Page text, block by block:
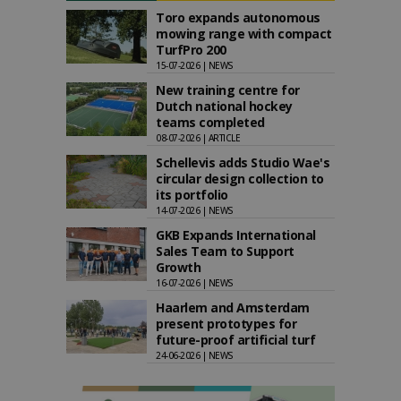
Toro expands autonomous
mowing range with compact
TurfPro 200
15-07-2026 | NEWS
New training centre for
Dutch national hockey
teams completed
08-07-2026 | ARTICLE
Schellevis adds Studio Wae's
circular design collection to
its portfolio
14-07-2026 | NEWS
GKB Expands International
Sales Team to Support
Growth
16-07-2026 | NEWS
Haarlem and Amsterdam
present prototypes for
future-proof artificial turf
24-06-2026 | NEWS